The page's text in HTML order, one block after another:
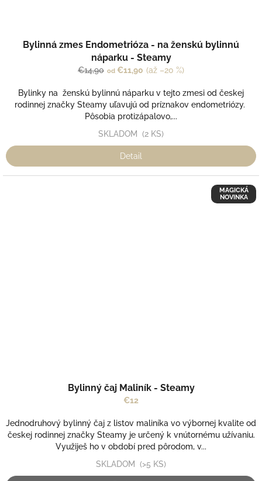
Bylinná zmes Endometrióza - na ženskú bylinnú
náparku - Steamy
€14,90 od €11,90 (až –20 %)
Bylinky na ženskú bylinnú náparku v tejto zmesi od českej
rodinnej značky Steamy uľavujú od príznakov endometriózy.
Pôsobia protizápalovo,...
SKLADOM (2 KS)
Detail
MAGICKÁ
NOVINKA
Bylinný čaj Maliník - Steamy
€12
Jednodruhový bylinný čaj z listov maliníka vo výbornej kvalite od
českej rodinnej značky Steamy je určený k vnútornému užívaniu.
Využiješ ho v období pred pôrodom, v...
SKLADOM (>5 KS)